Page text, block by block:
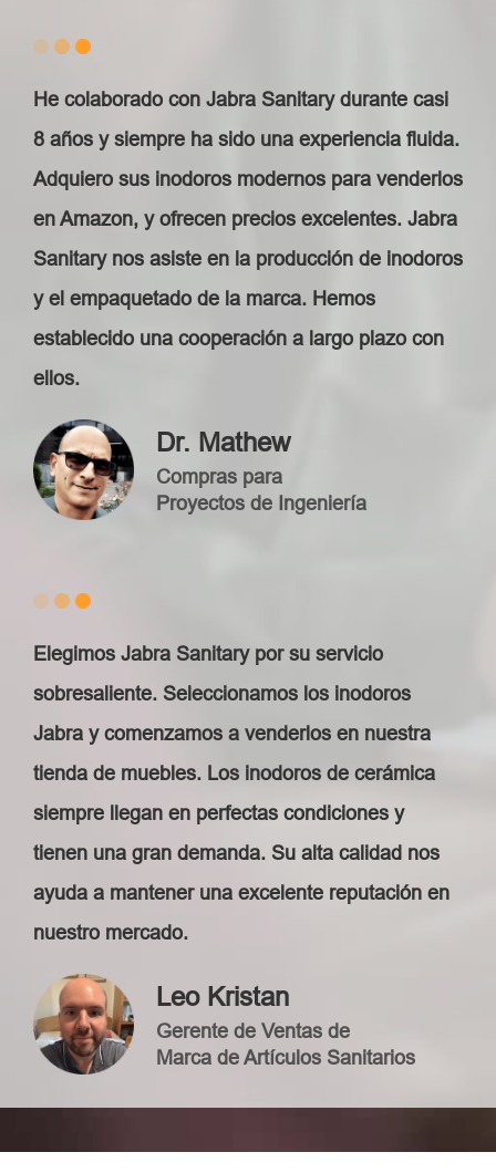
He colaborado con Jabra Sanitary durante casi
8 años y siempre ha sido una experiencia fluida.
Adquiero sus inodoros modernos para venderlos
en Amazon, y ofrecen precios excelentes. Jabra
Sanitary nos asiste en la producción de inodoros
y el empaquetado de la marca. Hemos
establecido una cooperación a largo plazo con
ellos.
Dr. Mathew
Compras para
Proyectos de Ingeniería
Elegimos Jabra Sanitary por su servicio
sobresaliente. Seleccionamos los inodoros
Jabra y comenzamos a venderlos en nuestra
tienda de muebles. Los inodoros de cerámica
siempre llegan en perfectas condiciones y
tienen una gran demanda. Su alta calidad nos
ayuda a mantener una excelente reputación en
nuestro mercado.
Leo Kristan
Gerente de Ventas de
Marca de Artículos Sanitarios